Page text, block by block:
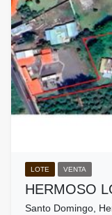
LOTE VENTA
HERMOSO
Santo Domingo,